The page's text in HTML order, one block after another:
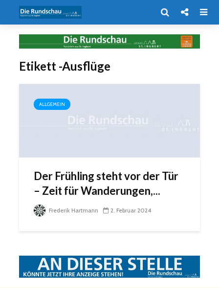
Etikett -Ausflüge
ALLGEMEIN
Der Frühling steht vor der Tür
– Zeit für Wanderungen,...
Frederik Hartmann 2. Februar 2024